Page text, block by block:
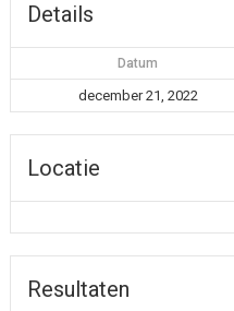
Details
Datum
december 21, 2022
Locatie
Resultaten